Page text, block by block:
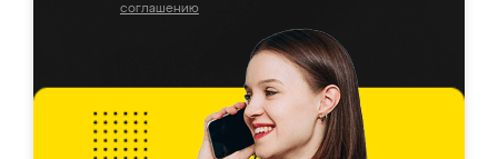
соглашению